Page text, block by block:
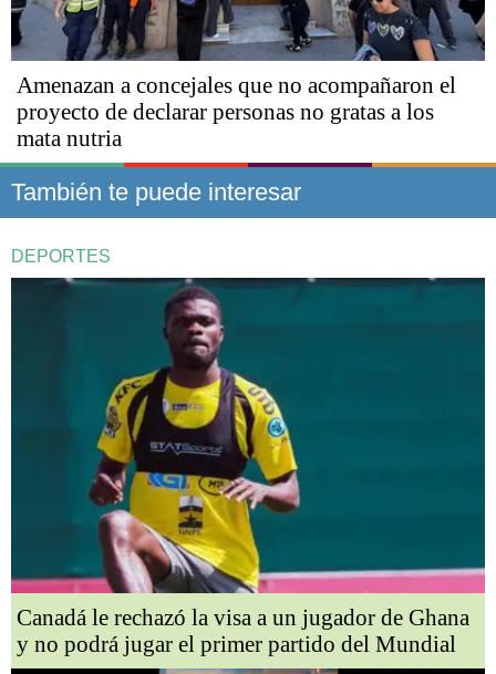
Amenazan a concejales que no acompañaron el
proyecto de declarar personas no gratas a los
mata nutria
También te puede interesar
DEPORTES
Canadá le rechazó la visa a un jugador de Ghana
y no podrá jugar el primer partido del Mundial